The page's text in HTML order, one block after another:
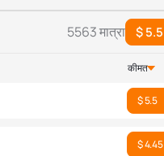
5563 मात्रा $ 5.5
कीमत
$ 5.5
$ 4.45